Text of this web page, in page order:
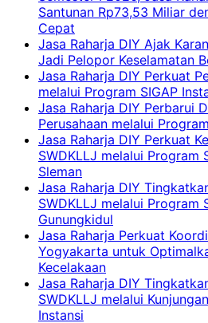
Santunan Rp73,53 Miliar
Cepat
Jasa Raharja DIY Ajak
Jadi Pelopor Keselamatan
Jasa Raharja DIY Perkuat
melalui Program SIGAP
Jasa Raharja DIY Perbarui
Perusahaan melalui
Jasa Raharja DIY Perkuat
SWDKLLJ melalui Program
Sleman
Jasa Raharja DIY
SWDKLLJ melalui Program
Gunungkidul
Jasa Raharja Perkuat
Yogyakarta untuk
Kecelakaan
Jasa Raharja DIY
SWDKLLJ melalui
Instansi